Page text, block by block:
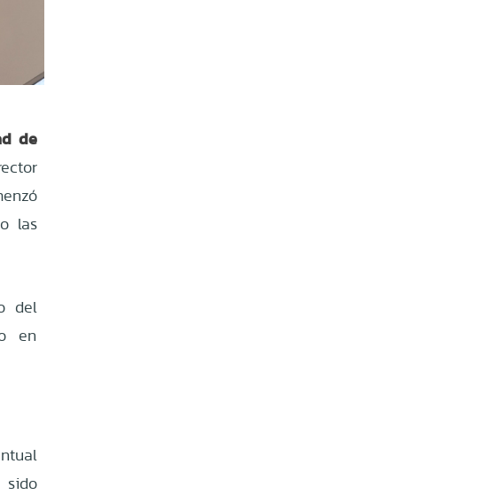
de
las
del
en